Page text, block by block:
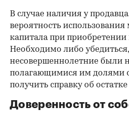
В случае наличия у
вероятность использования
капитала при приобретении
Необходимо либо
несовершеннолетние были
полагающимися им долями
получить справку об
Доверенность от